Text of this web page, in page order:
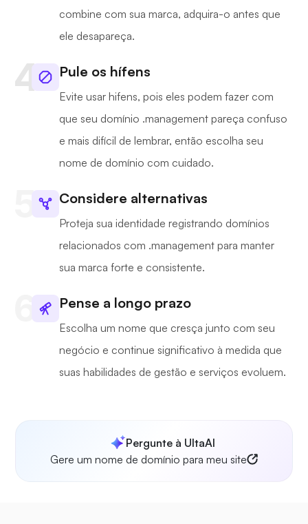
combine com sua marca, adquira-o antes que
ele desapareça.
Pule os hífens
Evite usar hifens, pois eles podem fazer com
que seu domínio .management pareça confuso
e mais difícil de lembrar, então escolha seu
nome de domínio com cuidado.
Considere alternativas
Proteja sua identidade registrando domínios
relacionados com .management para manter
sua marca forte e consistente.
Pense a longo prazo
Escolha um nome que cresça junto com seu
negócio e continue significativo à medida que
suas habilidades de gestão e serviços evoluem.
Pergunte à UltaAI
Gere um nome de domínio para meu site